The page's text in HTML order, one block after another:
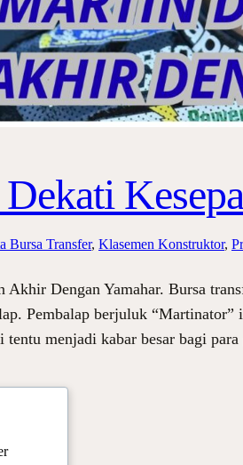
Bursa Transfer, Klasemen Konstruktor,
Akhir Dengan Yamahar. Bursa
Pembalap berjuluk
tentu menjadi kabar besar bagi